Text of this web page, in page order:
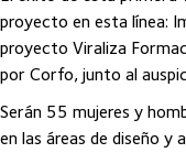
proyecto en esta línea:
proyecto Viraliza
por Corfo, junto al
Serán 55 mujeres y
en las áreas de diseño y